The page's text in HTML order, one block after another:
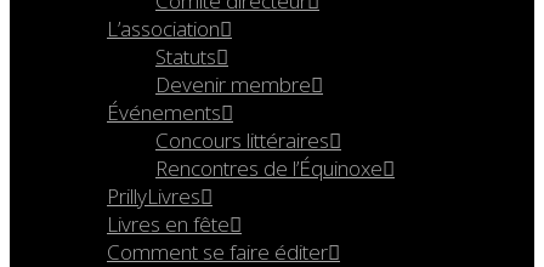
L’association
Statuts
Devenir membre
Événements
Concours littéraires
Rencontres de l’Équinoxe
PrillyLivres
Livres en fête
Comment se faire éditer